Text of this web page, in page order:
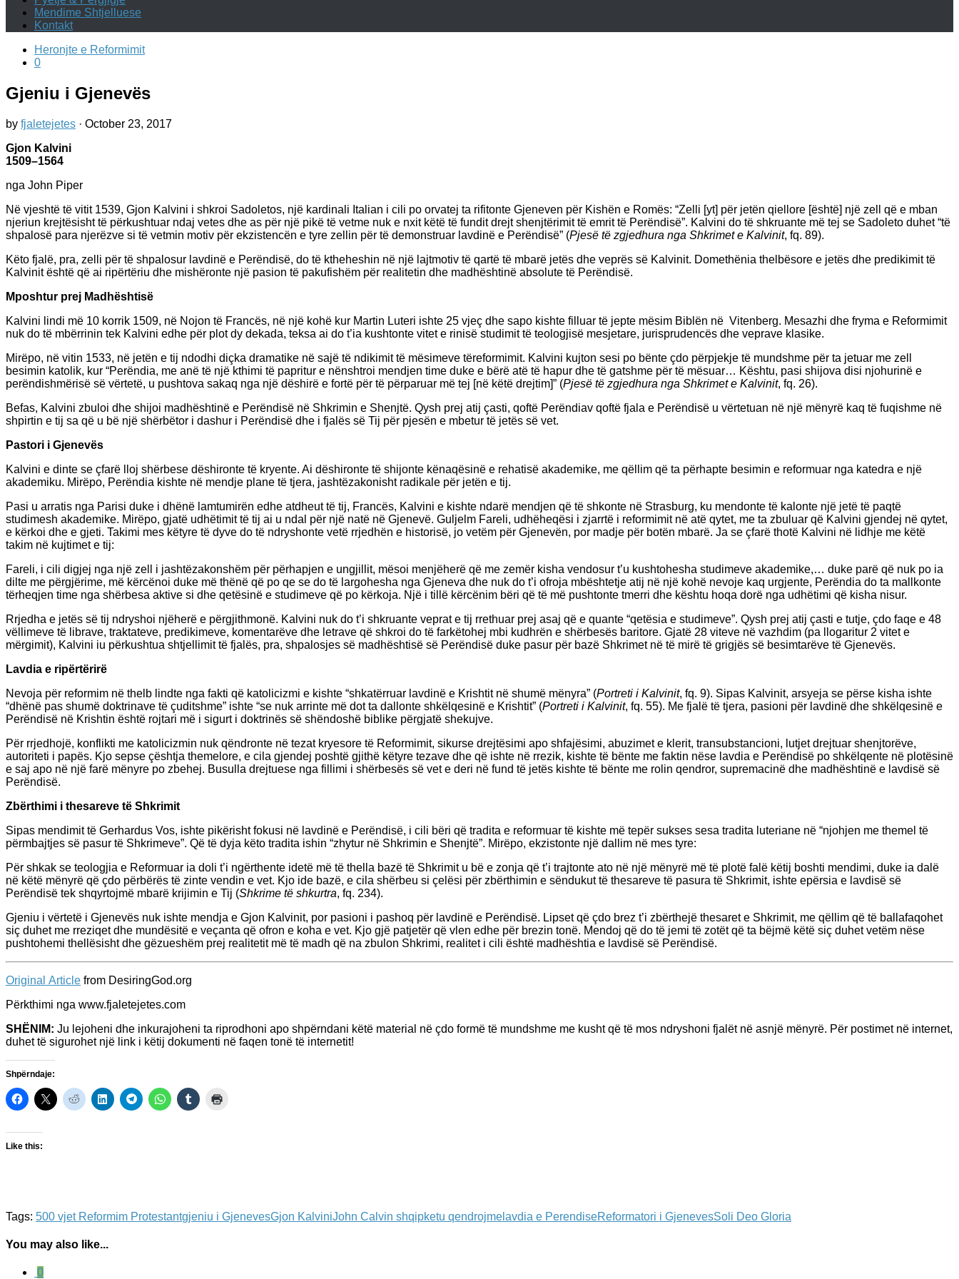
Mendime Shtjelluese
Kontakt
Heronjte e Reformimit
0
Gjeniu i Gjenevës
by fjaletejetes · October 23, 2017
Gjon Kalvini
1509–1564
nga John Piper
Në vjeshtë të vitit 1539, Gjon Kalvini i shkroi Sadoletos, një kardinali Italian i cili po orvatej ta rifitonte Gjeneven për Kishën e Romës: “Zelli [yt] për jetën qiellore [është] një zell që e mban
njeriun krejtësisht të përkushtuar ndaj vetes dhe as për një pikë të vetme nuk e nxit këtë të fundit drejt shenjtërimit të emrit të Perëndisë”. Kalvini do të shkruante më tej se Sadoleto duhet “të
shpalosë para njerëzve si të vetmin motiv për ekzistencën e tyre zellin për të demonstruar lavdinë e Perëndisë” (Pjesë të zgjedhura nga Shkrimet e Kalvinit, fq. 89).
Këto fjalë, pra, zelli për të shpalosur lavdinë e Perëndisë, do të ktheheshin në një lajtmotiv të qartë të mbarë jetës dhe veprës së Kalvinit. Domethënia thelbësore e jetës dhe predikimit të
Kalvinit është që ai ripërtëriu dhe mishëronte një pasion të pakufishëm për realitetin dhe madhështinë absolute të Perëndisë.
Mposhtur prej Madhështisë
Kalvini lindi më 10 korrik 1509, në Nojon të Francës, në një kohë kur Martin Luteri ishte 25 vjeç dhe sapo kishte filluar të jepte mësim Biblën në Vitenberg. Mesazhi dhe fryma e Reformimit
nuk do të mbërrinin tek Kalvini edhe për plot dy dekada, teksa ai do t’ia kushtonte vitet e rinisë studimit të teologjisë mesjetare, jurisprudencës dhe veprave klasike.
Mirëpo, në vitin 1533, në jetën e tij ndodhi diçka dramatike në sajë të ndikimit të mësimeve tëreformimit. Kalvini kujton sesi po bënte çdo përpjekje të mundshme për ta jetuar me zell
besimin katolik, kur “Perëndia, me anë të një kthimi të papritur e nënshtroi mendjen time duke e bërë atë të hapur dhe të gatshme për të mësuar… Kështu, pasi shijova disi njohurinë e
perëndishmërisë së vërtetë, u pushtova sakaq nga një dëshirë e fortë për të përparuar më tej [në këtë drejtim]” (Pjesë të zgjedhura nga Shkrimet e Kalvinit, fq. 26).
Befas, Kalvini zbuloi dhe shijoi madhështinë e Perëndisë në Shkrimin e Shenjtë. Qysh prej atij çasti, qoftë Perëndiav qoftë fjala e Perëndisë u vërtetuan në një mënyrë kaq të fuqishme në
shpirtin e tij sa që u bë një shërbëtor i dashur i Perëndisë dhe i fjalës së Tij për pjesën e mbetur të jetës së vet.
Pastori i Gjenevës
Kalvini e dinte se çfarë lloj shërbese dëshironte të kryente. Ai dëshironte të shijonte kënaqësinë e rehatisë akademike, me qëllim që ta përhapte besimin e reformuar nga katedra e një
akademiku. Mirëpo, Perëndia kishte në mendje plane të tjera, jashtëzakonisht radikale për jetën e tij.
Pasi u arratis nga Parisi duke i dhënë lamtumirën edhe atdheut të tij, Francës, Kalvini e kishte ndarë mendjen që të shkonte në Strasburg, ku mendonte të kalonte një jetë të paqtë
studimesh akademike. Mirëpo, gjatë udhëtimit të tij ai u ndal për një natë në Gjenevë. Guljelm Fareli, udhëheqësi i zjarrtë i reformimit në atë qytet, me ta zbuluar që Kalvini gjendej në qytet,
e kërkoi dhe e gjeti. Takimi mes këtyre të dyve do të ndryshonte vetë rrjedhën e historisë, jo vetëm për Gjenevën, por madje për botën mbarë. Ja se çfarë thotë Kalvini në lidhje me këtë
takim në kujtimet e tij:
Fareli, i cili digjej nga një zell i jashtëzakonshëm për përhapjen e ungjillit, mësoi menjëherë që me zemër kisha vendosur t’u kushtohesha studimeve akademike,… duke parë që nuk po ia
dilte me përgjërime, më kërcënoi duke më thënë që po qe se do të largohesha nga Gjeneva dhe nuk do t’i ofroja mbështetje atij në një kohë nevoje kaq urgjente, Perëndia do ta mallkonte
tërheqjen time nga shërbesa aktive si dhe qetësinë e studimeve që po kërkoja. Një i tillë kërcënim bëri që të më pushtonte tmerri dhe kështu hoqa dorë nga udhëtimi që kisha nisur.
Rrjedha e jetës së tij ndryshoi njëherë e përgjithmonë. Kalvini nuk do t’i shkruante veprat e tij rrethuar prej asaj që e quante “qetësia e studimeve”. Qysh prej atij çasti e tutje, çdo faqe e 48
vëllimeve të librave, traktateve, predikimeve, komentarëve dhe letrave që shkroi do të farkëtohej mbi kudhrën e shërbesës baritore. Gjatë 28 viteve në vazhdim (pa llogaritur 2 vitet e
mërgimit), Kalvini iu përkushtua shtjellimit të fjalës, pra, shpalosjes së madhështisë së Perëndisë duke pasur për bazë Shkrimet në të mirë të grigjës së besimtarëve të Gjenevës.
Lavdia e ripërtërirë
Nevoja për reformim në thelb lindte nga fakti që katolicizmi e kishte “shkatërruar lavdinë e Krishtit në shumë mënyra” (Portreti i Kalvinit, fq. 9). Sipas Kalvinit, arsyeja se përse kisha ishte
“dhënë pas shumë doktrinave të çuditshme” ishte “se nuk arrinte më dot ta dallonte shkëlqesinë e Krishtit” (Portreti i Kalvinit, fq. 55). Me fjalë të tjera, pasioni për lavdinë dhe shkëlqesinë e
Perëndisë në Krishtin është rojtari më i sigurt i doktrinës së shëndoshë biblike përgjatë shekujve.
Për rrjedhojë, konflikti me katolicizmin nuk qëndronte në tezat kryesore të Reformimit, sikurse drejtësimi apo shfajësimi, abuzimet e klerit, transubstancioni, lutjet drejtuar shenjtorëve,
autoriteti i papës. Kjo sepse çështja themelore, e cila gjendej poshtë gjithë këtyre tezave dhe që ishte në rrezik, kishte të bënte me faktin nëse lavdia e Perëndisë po shkëlqente në plotësinë
e saj apo në një farë mënyre po zbehej. Busulla drejtuese nga fillimi i shërbesës së vet e deri në fund të jetës kishte të bënte me rolin qendror, supremacinë dhe madhështinë e lavdisë së
Perëndisë.
Zbërthimi i thesareve të Shkrimit
Sipas mendimit të Gerhardus Vos, ishte pikërisht fokusi në lavdinë e Perëndisë, i cili bëri që tradita e reformuar të kishte më tepër sukses sesa tradita luteriane në “njohjen me themel të
përmbajtjes së pasur të Shkrimeve”. Që të dyja këto tradita ishin “zhytur në Shkrimin e Shenjtë”. Mirëpo, ekzistonte një dallim në mes tyre:
Për shkak se teologjia e Reformuar ia doli t’i ngërthente idetë më të thella bazë të Shkrimit u bë e zonja që t’i trajtonte ato në një mënyrë më të plotë falë këtij boshti mendimi, duke ia dalë
në këtë mënyrë që çdo përbërës të zinte vendin e vet. Kjo ide bazë, e cila shërbeu si çelësi për zbërthimin e sëndukut të thesareve të pasura të Shkrimit, ishte epërsia e lavdisë së
Perëndisë tek shqyrtojmë mbarë krijimin e Tij (Shkrime të shkurtra, fq. 234).
Gjeniu i vërtetë i Gjenevës nuk ishte mendja e Gjon Kalvinit, por pasioni i pashoq për lavdinë e Perëndisë. Lipset që çdo brez t’i zbërthejë thesaret e Shkrimit, me qëllim që të ballafaqohet
siç duhet me rreziqet dhe mundësitë e veçanta që ofron e koha e vet. Kjo gjë patjetër që vlen edhe për brezin tonë. Mendoj që do të jemi të zotët që ta bëjmë këtë siç duhet vetëm nëse
pushtohemi thellësisht dhe gëzueshëm prej realitetit më të madh që na zbulon Shkrimi, realitet i cili është madhështia e lavdisë së Perëndisë.
Original Article from DesiringGod.org
Përkthimi nga www.fjaletejetes.com
SHËNIM: Ju lejoheni dhe inkurajoheni ta riprodhoni apo shpërndani këtë material në çdo formë të mundshme me kusht që të mos ndryshoni fjalët në asnjë mënyrë. Për postimet në internet,
duhet të sigurohet një link i këtij dokumenti në faqen tonë të internetit!
Shpërndaje:
Like this:
Tags: 500 vjet Reformim Protestantgjeniu i GjenevesGjon KalviniJohn Calvin shqipketu qendrojme lavdia e PerendiseReformatori i GjenevesSoli Deo Gloria
You may also like...
0